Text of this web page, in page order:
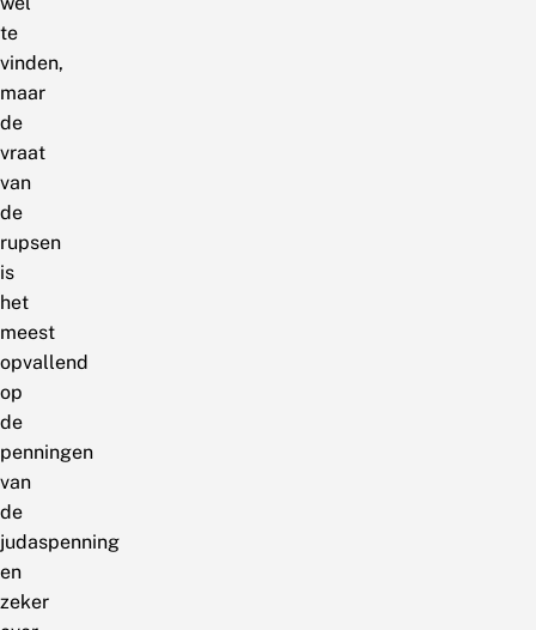
te
vinden,
maar
de
vraat
van
de
rupsen
is
het
meest
opvallend
op
de
penningen
van
de
judaspenning
en
zeker